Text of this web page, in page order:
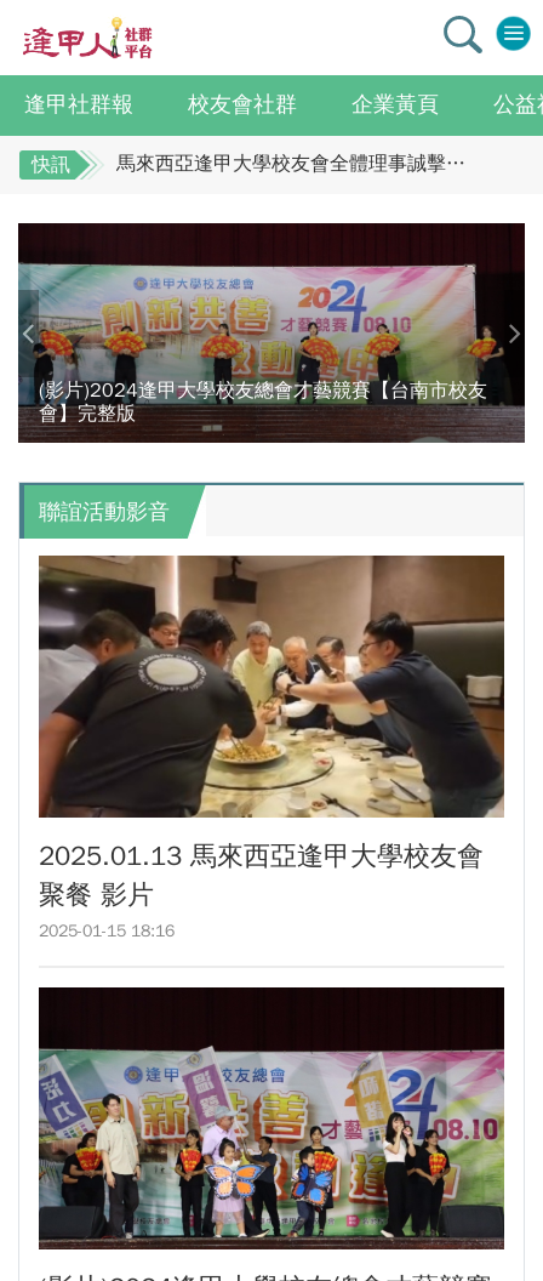
逢甲社群報 校友會社群 企業黃頁 公益
快訊
馬來西亞逢甲大學校友會全體理事誠擊祝賀 ：江蘇年會圓滿成功！
逢甲國貿99級校友 李樺仙 學姐
【逢甲經濟人會訊】9月號出刊
114學年度系所主管會議擘畫未來教育 以「學生為中心」推動AI融入教學，跨域研究育才
體育教學中心主任王亭文勇奪「2025 CAPA台灣公開賽」公開女雙冠軍
逢甲大學EMBA舉辦新生共善營 以「大好・共善・同樂」開啟學習新旅程
逢甲大學高承恕董事長演講【世界經濟新版圖?舊版圖?】--世界500強企業
GI Day 2025｜空間資訊技術交流日-跨域感知・智慧行動
2025.08.31 逢甲大學泰國校友會第13&14屆會長交接典禮 泰國三日之旅
逢甲大學加東校友會 2025 Aug 31 聚會
逢甲資電科技與未來系列演講 10/14 簡良益 董事長 (掌門精釀啤酒)
馬來西亞逢甲大學校友會全體理事誠擊祝賀 ：
江蘇年會圓滿成功！
全校社團博覽會2.0 精彩片段
迎接七線齊發！逢甲領航M6大學系統與臺中捷
運共同培育中臺灣捷運人才
【逢甲經濟人會訊】9月號出刊
114學年度系所主管會議擘畫未來教育 以「學
生為中心」推動AI融入教學，跨域研究育才
體育教學中心主任王亭文勇奪「2025 CAPA台
灣公開賽」公開女雙冠軍
逢甲大學EMBA舉辦新生共善營 以「大好・共
善・同樂」開啟學習新旅程
【轉載】麗明營造第24屆公益捐血9月10日登
場 歡迎企業踴躍參與
逢甲大學高承恕董事長演講【世界經濟新版圖?
舊版圖?】--世界500強企業
龍谷大學師生來訪逢甲 共同探討永續林業與CLT
建築發展
GPS限制
GI Day 2025｜空間資訊技術交流日-跨域感
知・智慧行動
2025.08.31 逢甲大學泰國校友會第13&14屆
會長交接典禮 泰國三日之旅
逢甲大學加東校友會 2025 Aug 31 聚會
(影片)2024逢甲大學校友總會才藝競賽【台南市校友
會】完整版
聯誼活動影音
2025.01.13 馬來西亞逢甲大學校友會
聚餐 影片
2025-01-15 18:16